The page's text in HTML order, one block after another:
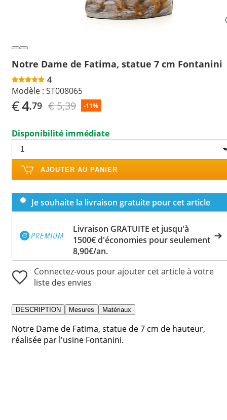
Notre Dame de Fatima, statue 7 cm Fontanini
4
Modèle : ST008065
€4,79 € 5,39 -11%
Disponibilité immédiate
AJOUTER AU PANIER
Je souhaite la livraison gratuite pour cet article
Livraison GRATUITE et jusqu'à
1500€ d'économies pour seulement
8,90€/an.
Connectez-vous pour ajouter cet article à votre
liste des envies
DESCRIPTION Mesures Matériaux
Notre Dame de Fatima, statue de 7 cm de hauteur,
réalisée par l'usine Fontanini.